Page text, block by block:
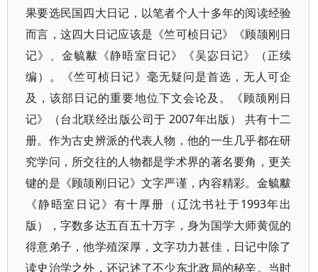
果要选民国四大日记，以笔者个人十多年的阅读经验
而言，这四大日记应该是《竺可桢日记》《顾颉刚日
记》、金毓黻《静晤室日记》《吴宓日记》（正续
编）。《竺可桢日记》毫无疑问是首选，无人可企
及，该部日记的重要地位下文会论及。《顾颉刚日
记》（台北联经出版公司于 2007年出版） 共有十二
册。作为古史辨派的代表人物，他的一生几乎都在研
究学问，所交往的人物都是学术界的著名要角，更关
键的是《顾颉刚日记》文字严谨，内容精彩。金毓黻
《静晤室日记》有十厚册（辽沈书社于1993年出
版），字数多达五百五十万字，身为国学大师黄侃的
得意弟子，他学殖深厚，文字功力甚佳，日记中除了
读史治学之外，还记述了不少东北政局的秘辛。当时